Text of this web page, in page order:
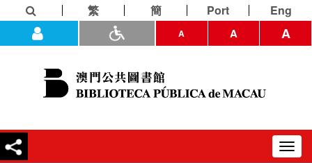
繁 簡 Port Eng
A A A